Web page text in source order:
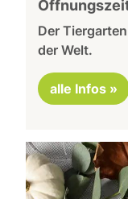
Der
der Welt.
alle Infos »